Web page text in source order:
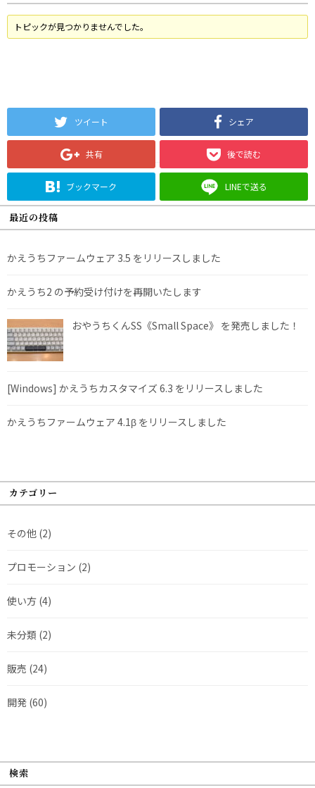
トピックが見つかりませんでした。
ツイート シェア
共有 後で読む
ブックマーク LINEで送る
最近の投稿
かえうちファームウェア 3.5 をリリースしました
かえうち2 の予約受け付けを再開いたします
おやうちくんSS《Small Space》 を発売しました！
[Windows] かえうちカスタマイズ 6.3 をリリースしました
かえうちファームウェア 4.1β をリリースしました
カテゴリー
その他 (2)
プロモーション (2)
使い方 (4)
未分類 (2)
販売 (24)
開発 (60)
検索